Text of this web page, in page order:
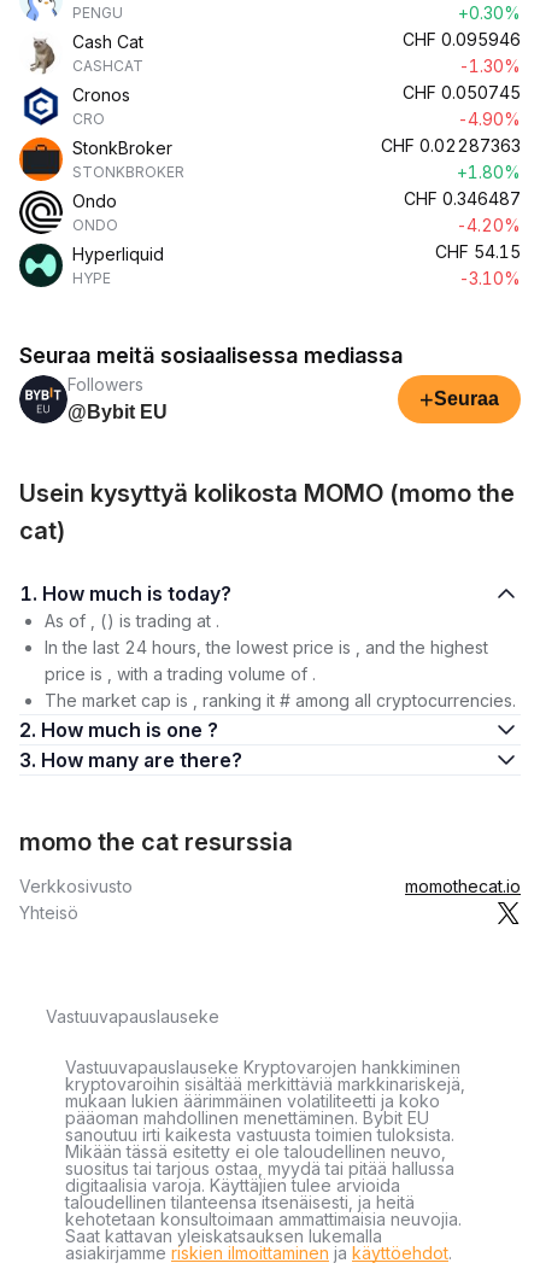
PENGU
+0.30%
Cash Cat
CASHCAT
CHF 0.095946
-1.30%
Cronos
CRO
CHF 0.050745
-4.90%
StonkBroker
STONKBROKER
CHF 0.02287363
+1.80%
Ondo
ONDO
CHF 0.346487
-4.20%
Hyperliquid
HYPE
CHF 54.15
-3.10%
Seuraa meitä sosiaalisessa mediassa
Followers
@Bybit EU
+Seuraa
Usein kysyttyä kolikosta MOMO (momo the
cat)
1. How much is today?
As of , () is trading at .
In the last 24 hours, the lowest price is , and the highest
price is , with a trading volume of .
The market cap is , ranking it # among all cryptocurrencies.
2. How much is one ?
3. How many are there?
momo the cat resurssia
Verkkosivusto
momothecat.io
Yhteisö
Vastuuvapauslauseke
Vastuuvapauslauseke Kryptovarojen hankkiminen
kryptovaroihin sisältää merkittäviä markkinariskejä,
mukaan lukien äärimmäinen volatiliteetti ja koko
pääoman mahdollinen menettäminen. Bybit EU
sanoutuu irti kaikesta vastuusta toimien tuloksista.
Mikään tässä esitetty ei ole taloudellinen neuvo,
suositus tai tarjous ostaa, myydä tai pitää hallussa
digitaalisia varoja. Käyttäjien tulee arvioida
taloudellinen tilanteensa itsenäisesti, ja heitä
kehotetaan konsultoimaan ammattimaisia neuvojia.
Saat kattavan yleiskatsauksen lukemalla
asiakirjamme riskien ilmoittaminen ja käyttöehdot.